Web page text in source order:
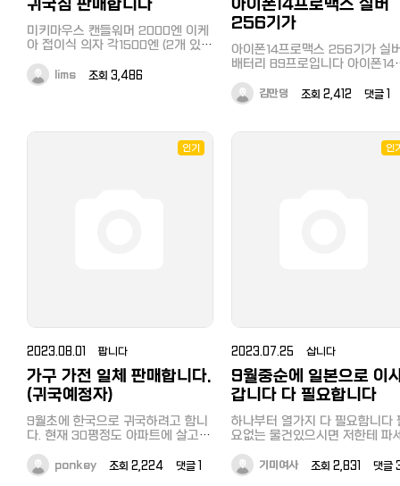
귀국짐 판매합니다
미키마우스 캔들워머 2000엔 이케
아 접이식 의자 각1500엔 (2개 있습
엔 좌식쿠션의자 2000엔 이케아 협
탁 1500엔 니토리 옷수납함 각500
라이기 1500엔 식기류 세트 2000
니시와세다/타카다노바바역 근처이
lims 조회 3,486
아이폰14프로맥스 실버
256기가
아이폰14프로맥스 256기가 실
배터리 89프로입니다 아이폰14
습니다 13만엔 직거래 오사카 난바
역입니다
김만덩 조회 2,412 댓글 1
인기
2023.08.01 팝니다
가구 가전 일체 판매합니다.
(귀국예정자)
9월초에 한국으로 귀국하려고 합니
다. 현재 30평정도 아파트에 살고
가구를 모두 처분하려고 합니다. 가
전 : 냉장고 (350L) 세탁기 8kg, TV
ponkey 조회 2,224 댓글 1
인
2023.07.25 삽니다
9월중순에 일본으로 이
갑니다 다 필요합니다
하나부터 열가지 다 필요합니다
요없는 물건있으시면 저한테 파
damadu1@hanmail.net
기미여사 조회 2,831 댓글